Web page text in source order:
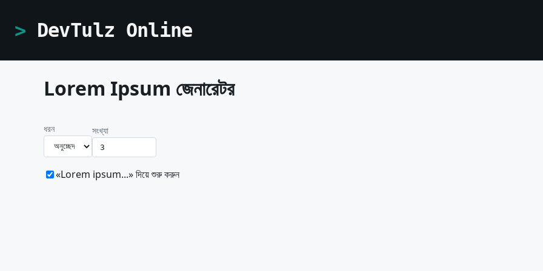
DevTulz Online
Lorem Ipsum জেনারেটর
ধরন সংখ্যা
«Lorem ipsum...» দিয়ে শুরু করুন